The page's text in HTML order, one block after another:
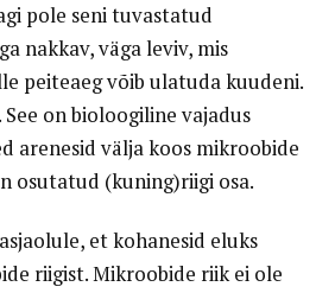
pole seni tuvastatud
nakkav, väga leviv, mis
peiteaeg võib ulatuda kuudeni.
on bioloogiline vajadus
arenesid välja koos mikroobide
osutatud (kuning)riigi osa.
et kohanesid eluks
riigist. Mikroobide riik ei ole